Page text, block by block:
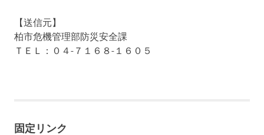
【送信元】
柏市危機管理部防災安全課
ＴＥＬ：０４-７１６８-１６０５
固定リンク